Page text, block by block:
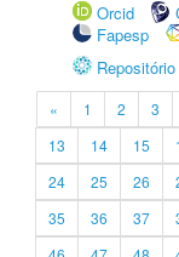
Orcid
Fapesp
« 1 2 3
13
14 15
24
25 26
35
36 37